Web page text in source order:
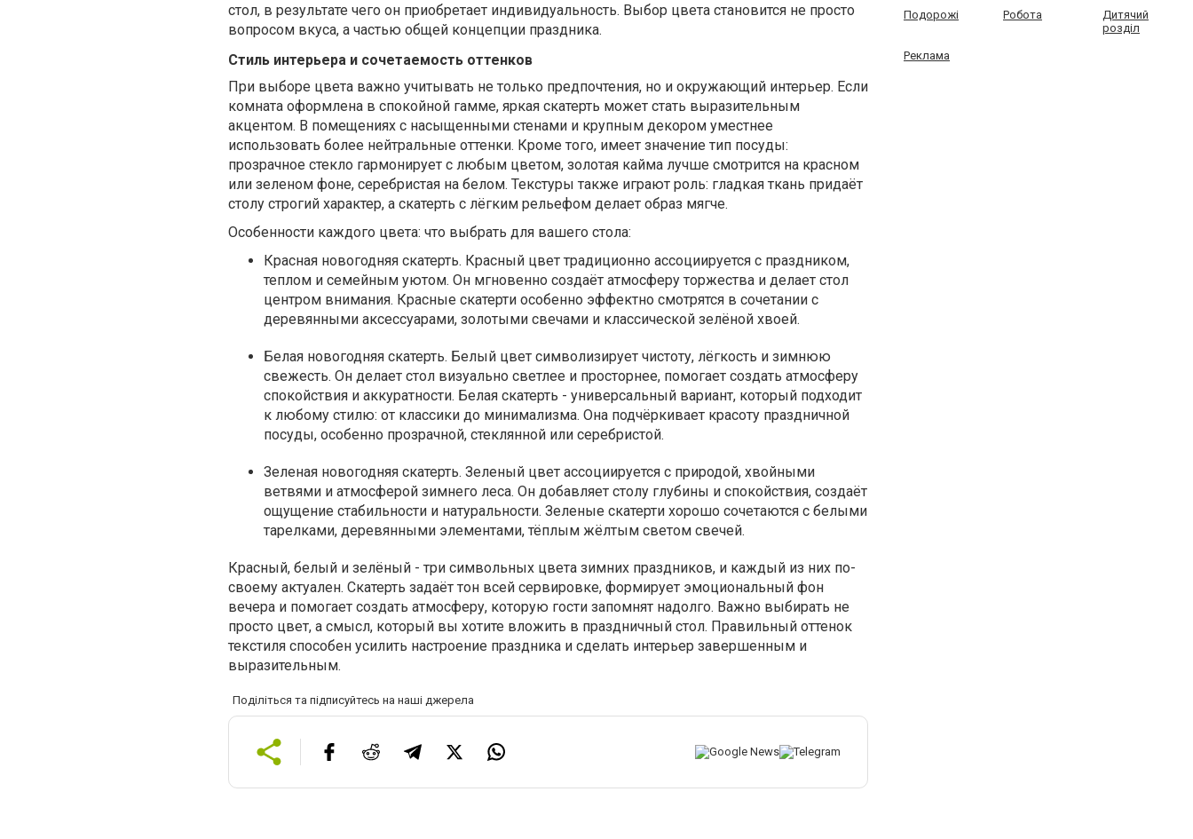
стол, в результате чего он приобретает индивидуальность. Выбор цвета становится не просто
вопросом вкуса, а частью общей концепции праздника.
Стиль интерьера и сочетаемость оттенков
При выборе цвета важно учитывать не только предпочтения, но и окружающий интерьер. Если
комната оформлена в спокойной гамме, яркая скатерть может стать выразительным
акцентом. В помещениях с насыщенными стенами и крупным декором уместнее
использовать более нейтральные оттенки. Кроме того, имеет значение тип посуды:
прозрачное стекло гармонирует с любым цветом, золотая кайма лучше смотрится на красном
или зеленом фоне, серебристая на белом. Текстуры также играют роль: гладкая ткань придаёт
столу строгий характер, а скатерть с лёгким рельефом делает образ мягче.
Особенности каждого цвета: что выбрать для вашего стола:
Красная новогодняя скатерть. Красный цвет традиционно ассоциируется с праздником,
теплом и семейным уютом. Он мгновенно создаёт атмосферу торжества и делает стол
центром внимания. Красные скатерти особенно эффектно смотрятся в сочетании с
деревянными аксессуарами, золотыми свечами и классической зелёной хвоей.
Белая новогодняя скатерть. Белый цвет символизирует чистоту, лёгкость и зимнюю
свежесть. Он делает стол визуально светлее и просторнее, помогает создать атмосферу
спокойствия и аккуратности. Белая скатерть - универсальный вариант, который подходит
к любому стилю: от классики до минимализма. Она подчёркивает красоту праздничной
посуды, особенно прозрачной, стеклянной или серебристой.
Зеленая новогодняя скатерть. Зеленый цвет ассоциируется с природой, хвойными
ветвями и атмосферой зимнего леса. Он добавляет столу глубины и спокойствия, создаёт
ощущение стабильности и натуральности. Зеленые скатерти хорошо сочетаются с белыми
тарелками, деревянными элементами, тёплым жёлтым светом свечей.
Красный, белый и зелёный - три символьных цвета зимних праздников, и каждый из них по-
своему актуален. Скатерть задаёт тон всей сервировке, формирует эмоциональный фон
вечера и помогает создать атмосферу, которую гости запомнят надолго. Важно выбирать не
просто цвет, а смысл, который вы хотите вложить в праздничный стол. Правильный оттенок
текстиля способен усилить настроение праздника и сделать интерьер завершенным и
выразительным.
Поділіться та підписуйтесь на наші джерела
Подорожі Робота
Дитячий
розділ
Реклама